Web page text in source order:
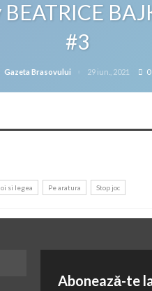
BEATRICE
#3
Gazeta Brasovului 29 iun., 2021 0
si legea Pe aratura Stop joc
Abonează-te